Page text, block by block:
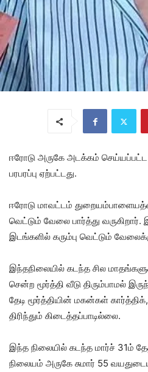
ஈரோடு அருகே அடக்கம் செய்யப்பட்ட
பரபரப்பு ஏற்பட்டது.
ஈரோடு மாவட்டம்
வெட்டும் வேலை பார்த்து
இடங்களில் கரும்பு வெட்டும்
இந்தநிலையில் கடந்த சில
சென்ற மூர்த்தி வீடு திரும்பாமல்
தேடி மூர்த்தியின் மகன்கள் கார்த்திக்,
திரிந்தும் கிடைத்தப்பாடில்லை.
இந்த நிலையில் கடந்த மார்ச் 31ம்
நிலையம் அருகே சுமார் 55